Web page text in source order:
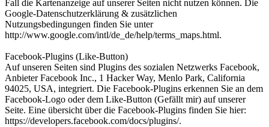
Fall die Kartenanzeige auf unserer Seiten nicht nutzen können. Die
Google-Datenschutzerklärung & zusätzlichen
Nutzungsbedingungen finden Sie unter
http://www.google.com/intl/de_de/help/terms_maps.html.
Facebook-Plugins (Like-Button)
Auf unseren Seiten sind Plugins des sozialen Netzwerks Facebook,
Anbieter Facebook Inc., 1 Hacker Way, Menlo Park, California
94025, USA, integriert. Die Facebook-Plugins erkennen Sie an dem
Facebook-Logo oder dem Like-Button (Gefällt mir) auf unserer
Seite. Eine übersicht über die Facebook-Plugins finden Sie hier:
https://developers.facebook.com/docs/plugins/.